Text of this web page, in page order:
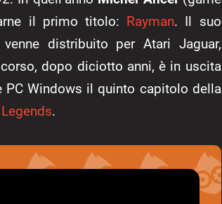
il primo titolo: Rayman. Il suo
distribuito per Atari Jaguar,
dopo diciotto anni, è in uscita
PC Windows il quinto capitolo della
.